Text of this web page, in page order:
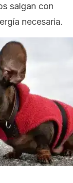
salgan con
necesaria.